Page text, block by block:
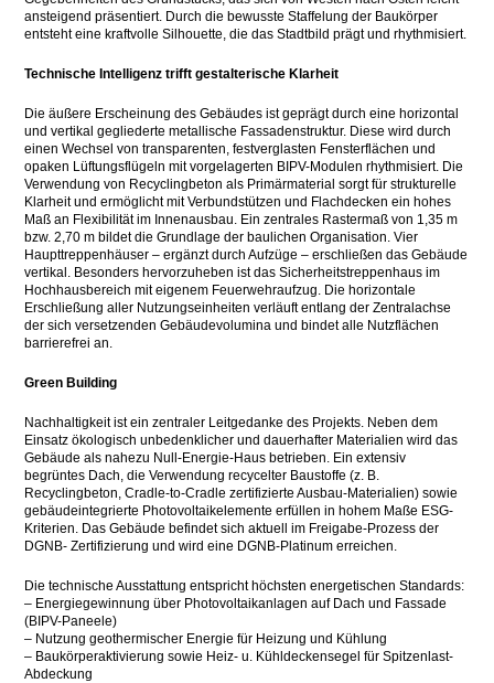
ansteigend präsentiert. Durch die bewusste Staffelung der Baukörper
entsteht eine kraftvolle Silhouette, die das Stadtbild prägt und rhythmisiert.
Technische Intelligenz trifft gestalterische Klarheit
Die äußere Erscheinung des Gebäudes ist geprägt durch eine horizontal
und vertikal gegliederte metallische Fassadenstruktur. Diese wird durch
einen Wechsel von transparenten, festverglasten Fensterflächen und
opaken Lüftungsflügeln mit vorgelagerten BIPV-Modulen rhythmisiert. Die
Verwendung von Recyclingbeton als Primärmaterial sorgt für strukturelle
Klarheit und ermöglicht mit Verbundstützen und Flachdecken ein hohes
Maß an Flexibilität im Innenausbau. Ein zentrales Rastermaß von 1,35 m
bzw. 2,70 m bildet die Grundlage der baulichen Organisation. Vier
Haupttreppenhäuser – ergänzt durch Aufzüge – erschließen das Gebäude
vertikal. Besonders hervorzuheben ist das Sicherheitstreppenhaus im
Hochhausbereich mit eigenem Feuerwehraufzug. Die horizontale
Erschließung aller Nutzungseinheiten verläuft entlang der Zentralachse
der sich versetzenden Gebäudevolumina und bindet alle Nutzflächen
barrierefrei an.
Green Building
Nachhaltigkeit ist ein zentraler Leitgedanke des Projekts. Neben dem
Einsatz ökologisch unbedenklicher und dauerhafter Materialien wird das
Gebäude als nahezu Null-Energie-Haus betrieben. Ein extensiv
begrüntes Dach, die Verwendung recycelter Baustoffe (z. B.
Recyclingbeton, Cradle-to-Cradle zertifizierte Ausbau-Materialien) sowie
gebäudeintegrierte Photovoltaikelemente erfüllen in hohem Maße ESG-
Kriterien. Das Gebäude befindet sich aktuell im Freigabe-Prozess der
DGNB- Zertifizierung und wird eine DGNB-Platinum erreichen.
Die technische Ausstattung entspricht höchsten energetischen Standards:
– Energiegewinnung über Photovoltaikanlagen auf Dach und Fassade
(BIPV-Paneele)
– Nutzung geothermischer Energie für Heizung und Kühlung
– Baukörperaktivierung sowie Heiz- u. Kühldeckensegel für Spitzenlast-
Abdeckung